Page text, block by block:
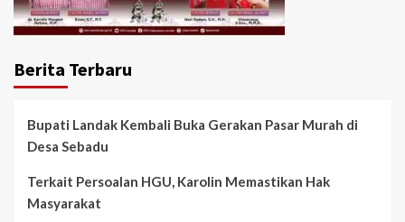
Berita Terbaru
Bupati Landak Kembali Buka Gerakan Pasar Murah di
Desa Sebadu
Terkait Persoalan HGU, Karolin Memastikan Hak
Masyarakat